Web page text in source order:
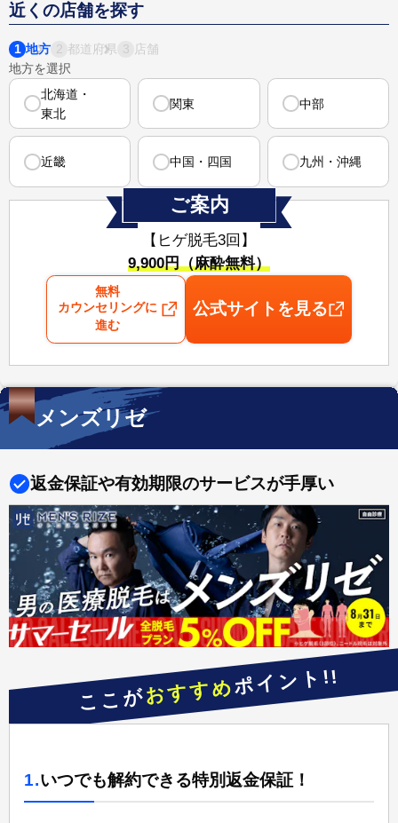
近くの店舗を探す
1 地方 2 都道府県 3 店舗
地方を選択
北海道・
東北
関東 中部
近畿 中国・四国 九州・沖縄
ご案内
【ヒゲ脱毛3回】
⁠9,900円（麻酔無料）
無料
カウンセリングに
進む
公式サイトを見る
メンズリゼ
返金保証や有効期限のサービスが手厚い
ここがおすすめポイント!!
1.いつでも解約できる特別返金保証！